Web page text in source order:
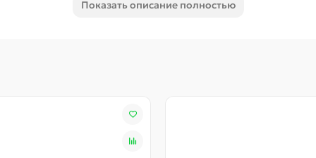
строительный уровень RGK U7100 от повреждений
не протекают и не мутнеют в течение срока службы.
получить консультацию специалистов вы можете в нашем
Показать описание полностью